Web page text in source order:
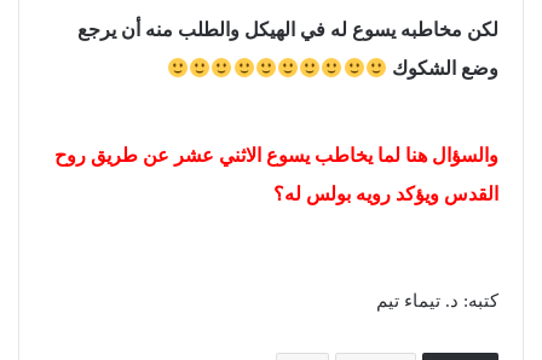
لكن مخاطبه يسوع له في الهيكل والطلب منه أن يرجع
وضع الشكوك
والسؤال هنا لما يخاطب يسوع الاثني عشر عن طريق روح
القدس ويؤكد رويه بولس له؟
كتبه: د. تيماء تيم